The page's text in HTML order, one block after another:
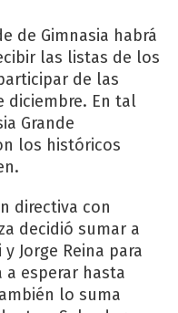
de Gimnasia habrá
las listas de los
de las
diciembre. En tal
Grande
los históricos
directiva con
decidió sumar a
Jorge Reina para
a esperar hasta
lo suma